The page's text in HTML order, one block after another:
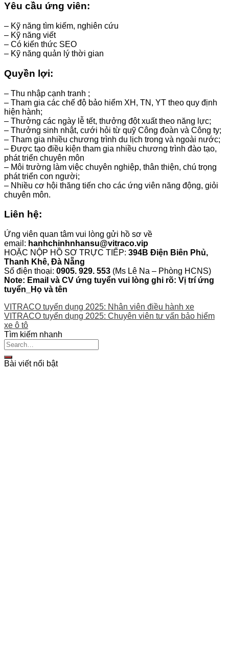
Yêu cầu ứng viên:
– Kỹ năng tìm kiếm, nghiên cứu
– Kỹ năng viết
– Có kiến thức SEO
– Kỹ năng quản lý thời gian
Quyền lợi:
– Thu nhập cạnh tranh ;
– Tham gia các chế độ bảo hiểm XH, TN, YT theo quy định
hiện hành;
– Thưởng các ngày lễ tết, thưởng đột xuất theo năng lực;
– Thưởng sinh nhật, cưới hỏi từ quỹ Công đoàn và Công ty;
– Tham gia nhiều chương trình du lịch trong và ngoài nước;
– Được tạo điều kiện tham gia nhiều chương trình đào tạo,
phát triển chuyên môn
– Môi trường làm việc chuyên nghiệp, thân thiện, chú trọng
phát triển con người;
– Nhiều cơ hội thăng tiến cho các ứng viên năng động, giỏi
chuyên môn.
Liên hệ:
Ứng viên quan tâm vui lòng gửi hồ sơ về
email: hanhchinhnhansu@vitraco.vip
HOẶC NỘP HỒ SƠ TRỰC TIẾP: 394B Điện Biên Phủ,
Thanh Khê, Đà Nẵng
Số điện thoại: 0905. 929. 553 (Ms Lê Na – Phòng HCNS)
Note: Email và CV ứng tuyển vui lòng ghi rõ: Vị trí ứng
tuyển_Họ và tên
VITRACO tuyển dụng 2025: Nhân viên điều hành xe
VITRACO tuyển dụng 2025: Chuyên viên tư vấn bảo hiểm
xe ô tô
Tìm kiếm nhanh
Bài viết nổi bật